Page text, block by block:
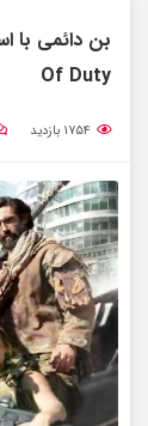
Of Duty
۱۷۵۴ بازدید